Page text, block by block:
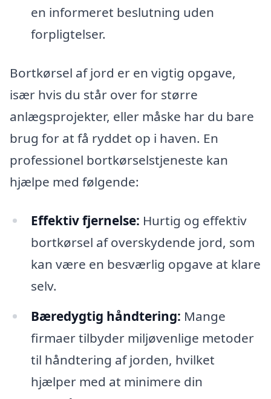
en informeret beslutning uden
forpligtelser.
Bortkørsel af jord er en vigtig opgave,
især hvis du står over for større
anlægsprojekter, eller måske har du bare
brug for at få ryddet op i haven. En
professionel bortkørselstjeneste kan
hjælpe med følgende:
Effektiv fjernelse: Hurtig og effektiv
bortkørsel af overskydende jord, som
kan være en besværlig opgave at klare
selv.
Bæredygtig håndtering: Mange
firmaer tilbyder miljøvenlige metoder
til håndtering af jorden, hvilket
hjælper med at minimere din